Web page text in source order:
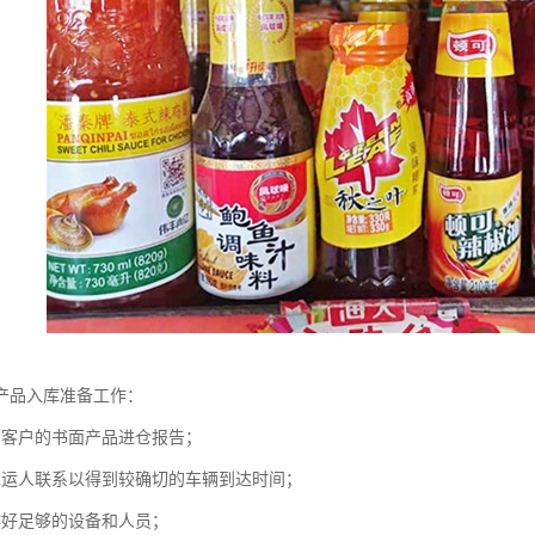
品入库准备工作：
户的书面产品进仓报告；
人联系以得到较确切的车辆到达时间；
足够的设备和人员；